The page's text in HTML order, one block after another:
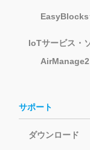
EasyBlocks
IoTサービス・
AirManage2
サポート
ダウンロード